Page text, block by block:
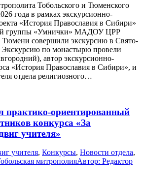
Тобольского и Тюменского
года в рамках экскурсионно-
«История Православия в Сибири»
группы «Умнички» МАДОУ ЦРР
Тюмени совершили экскурсию в Свято-
по монастырю провели
автор экскурсионно-
«История Православия в Сибири», и
отдела религиозного…
ориентированный
конкурса «За
учителя»
учителя, Конкурсы, Новости отдела,
митрополияАвтор: Редактор